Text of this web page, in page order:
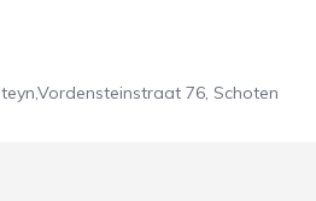
76, Schoten